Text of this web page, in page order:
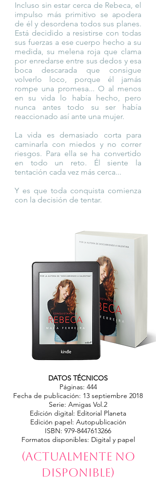
Incluso sin estar cerca de Rebeca, el
impulso más primitivo se apodera
de él y desordena todos sus planes.
Está decidido a resistirse con todas
sus fuerzas a ese cuerpo hecho a su
medida, su melena roja que clama
por enredarse entre sus dedos y esa
boca descarada que consigue
volverlo loco, porque él jamás
rompe una promesa... O al menos
en su vida lo había hecho, pero
nunca antes todo su ser había
reaccionado así ante una mujer.
La vida es demasiado corta para
caminarla con miedos y no correr
riesgos. Para ella se ha convertido
en todo un reto. Él siente la
tentación cada vez más cerca...
Y es que toda conquista comienza
con la decisión de tentar.
DATOS TÉCNICOS
Páginas: 444
Fecha de publicación: 13 septiembre 2018
Serie: Amigas Vol.2
Edición digital: Editorial Planeta
Edición papel: Autopublicación
ISBN: 979-8447613266
Formatos disponibles: Digital y papel
(Actualmente no
disponible)